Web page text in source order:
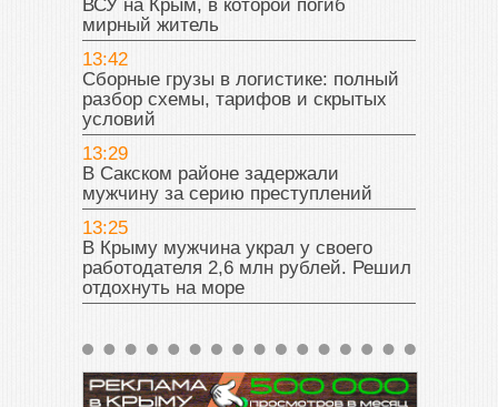
ВСУ на Крым, в которой погиб
мирный житель
13:42
Сборные грузы в логистике: полный
разбор схемы, тарифов и скрытых
условий
13:29
В Сакском районе задержали
мужчину за серию преступлений
13:25
В Крыму мужчина украл у своего
работодателя 2,6 млн рублей. Решил
отдохнуть на море